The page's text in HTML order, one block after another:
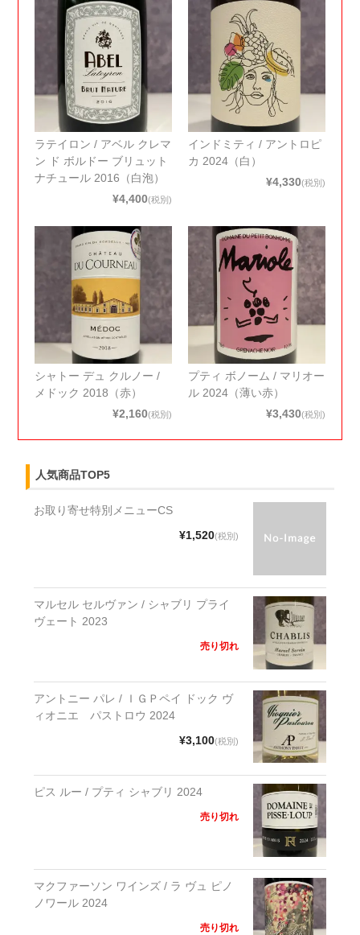
ラテイロン / アベル クレマ
ン ド ボルドー ブリュット
ナチュール 2016（白泡）
¥4,400(税別)
インドミティ / アントロピ
カ 2024（白）
¥4,330(税別)
シャトー デュ クルノー /
メドック 2018（赤）
¥2,160(税別)
プティ ボノーム / マリオー
ル 2024（薄い赤）
¥3,430(税別)
人気商品TOP5
お取り寄せ特別メニューCS
¥1,520(税別)
マルセル セルヴァン / シャブリ プライ
ヴェート 2023
売り切れ
アントニー パレ / ＩＧＰペイ ドック ヴ
ィオニエ パストロウ 2024
¥3,100(税別)
ピス ルー / プティ シャブリ 2024
売り切れ
マクファーソン ワインズ / ラ ヴュ ピノ
ノワール 2024
売り切れ